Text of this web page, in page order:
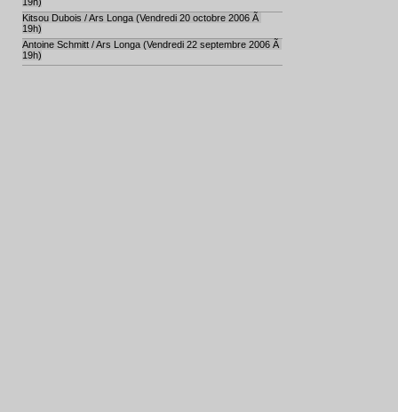
Kitsou Dubois / Ars Longa (Vendredi 20 octobre 2006 Ã
19h)
Antoine Schmitt / Ars Longa (Vendredi 22 septembre 2006 Ã
19h)